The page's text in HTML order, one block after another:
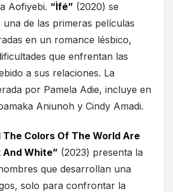
Aofiyebi. “Ìfé” (2020) se
de las primeras películas
en un romance lésbico,
que enfrentan las
a sus relaciones. La
por Pamela Adie, incluye en
Aniunoh y Cindy Amadi.
The Colors Of The World Are
White” (2023) presenta la
que desarrollan una
solo para confrontar la